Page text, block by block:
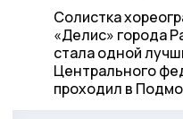
Солистка
«Делис» города
стала одной
Центрального
проходил в